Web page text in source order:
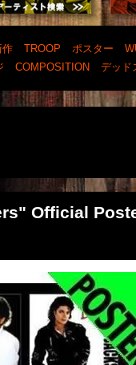
作 TROOP ポスター
COMPOSITION デッド
Official